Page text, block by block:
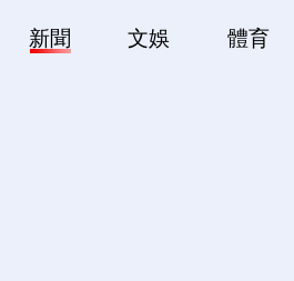
新聞 文娛 體育